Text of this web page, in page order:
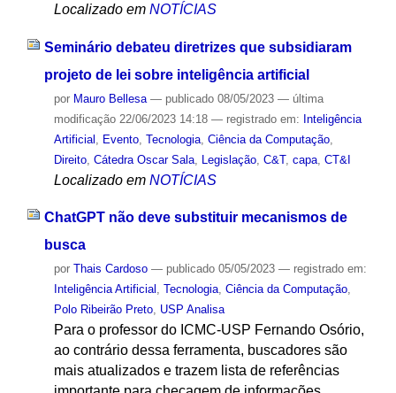
Localizado em NOTÍCIAS
Seminário debateu diretrizes que subsidiaram
projeto de lei sobre inteligência artificial
por Mauro Bellesa — publicado08/05/2023 — última
modificação22/06/2023 14:18 — registrado em: Inteligência
Artificial
Evento, Tecnologia, Ciência da Computação,
Direito, Cátedra Oscar Sala, Legislação, C&T, capa, CT&I
Localizado em NOTÍCIAS
ChatGPT não deve substituir mecanismos de
busca
por Thais Cardoso — publicado05/05/2023 — registrado em:
Inteligência Artificial , Tecnologia, Ciência da Computação,
Polo Ribeirão Preto, USP Analisa
Para o professor do ICMC-USP Fernando Osório,
ao contrário dessa ferramenta, buscadores são
mais atualizados e trazem lista de referências